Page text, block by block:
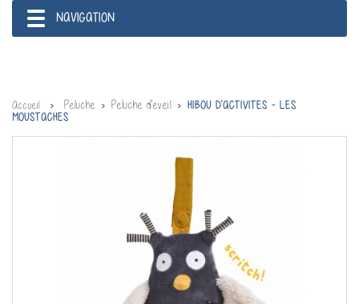
navigation
NAVIGATION
Accueil Peluche Peluche d'eveil
HIBOU D'ACTIVITES - LES
MOUSTACHES